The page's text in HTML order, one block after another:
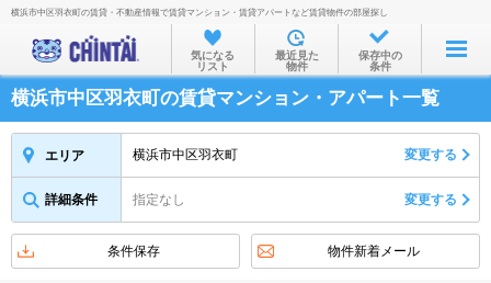
お部屋を探す
沿線・駅から
住所から
家賃相場から
物件特集から
不動産会社から
横浜市中区羽衣町の賃貸・不動産情報で賃貸マンション・賃貸アパートなど賃貸物件の部屋探し
気になる
リスト
最近見た
物件
保存中の
条件
横浜市中区羽衣町の賃貸マンション・アパート一覧
エリア 横浜市中区羽衣町 変更する
詳細条件 指定なし 変更する
条件保存 物件新着メール